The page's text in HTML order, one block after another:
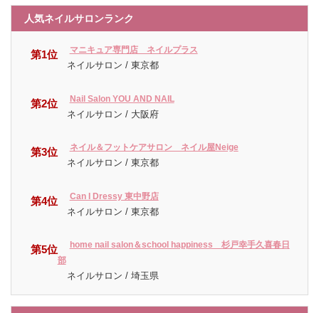
人気ネイルサロンランク
第1位 マニキュア専門店 ネイルプラス
ネイルサロン / 東京都
第2位 Nail Salon YOU AND NAIL
ネイルサロン / 大阪府
第3位 ネイル＆フットケアサロン ネイル屋Neige
ネイルサロン / 東京都
第4位 Can I Dressy 東中野店
ネイルサロン / 東京都
第5位
home nail salon＆school happiness 杉戸幸手久喜春日
部
ネイルサロン / 埼玉県